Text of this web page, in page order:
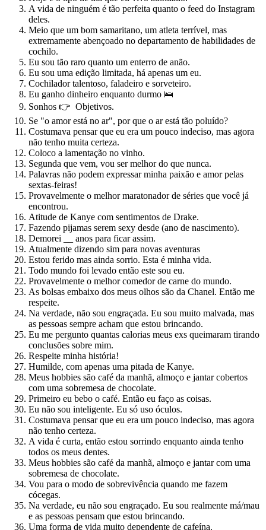
A vida de ninguém é tão perfeita quanto o feed do Instagram
deles.
Meio que um bom samaritano, um atleta terrível, mas
extremamente abençoado no departamento de habilidades de
cochilo.
Eu sou tão raro quanto um enterro de anão.
Eu sou uma edição limitada, há apenas um eu.
Cochilador talentoso, faladeiro e sorveteiro.
Eu ganho dinheiro enquanto durmo 🛌
Sonhos 👉 Objetivos.
Se "o amor está no ar", por que o ar está tão poluído?
Costumava pensar que eu era um pouco indeciso, mas agora
não tenho muita certeza.
Coloco a lamentação no vinho.
Segunda que vem, vou ser melhor do que nunca.
Palavras não podem expressar minha paixão e amor pelas
sextas-feiras!
Provavelmente o melhor maratonador de séries que você já
encontrou.
Atitude de Kanye com sentimentos de Drake.
Fazendo pijamas serem sexy desde (ano de nascimento).
Demorei __ anos para ficar assim.
Atualmente dizendo sim para novas aventuras
Estou ferido mas ainda sorrio. Esta é minha vida.
Todo mundo foi levado então este sou eu.
Provavelmente o melhor comedor de carne do mundo.
As bolsas embaixo dos meus olhos são da Chanel. Então me
respeite.
Na verdade, não sou engraçada. Eu sou muito malvada, mas
as pessoas sempre acham que estou brincando.
Eu me pergunto quantas calorias meus exs queimaram tirando
conclusões sobre mim.
Respeite minha história!
Humilde, com apenas uma pitada de Kanye.
Meus hobbies são café da manhã, almoço e jantar cobertos
com uma sobremesa de chocolate.
Primeiro eu bebo o café. Então eu faço as coisas.
Eu não sou inteligente. Eu só uso óculos.
Costumava pensar que eu era um pouco indeciso, mas agora
não tenho certeza.
A vida é curta, então estou sorrindo enquanto ainda tenho
todos os meus dentes.
Meus hobbies são café da manhã, almoço e jantar com uma
sobremesa de chocolate.
Vou para o modo de sobrevivência quando me fazem
cócegas.
Na verdade, eu não sou engraçado. Eu sou realmente má/mau
e as pessoas pensam que estou brincando.
Uma forma de vida muito dependente de cafeína.